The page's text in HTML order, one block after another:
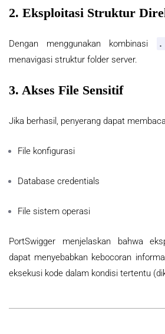
2. Eksploitasi Struktur
Dengan menggunakan kombinasi
menavigasi struktur folder server.
3. Akses File Sensitif
Jika berhasil, penyerang dapat
File konfigurasi
Database credentials
File sistem operasi
PortSwigger menjelaskan bahwa
dapat menyebabkan kebocoran
eksekusi kode dalam kondisi tertentu